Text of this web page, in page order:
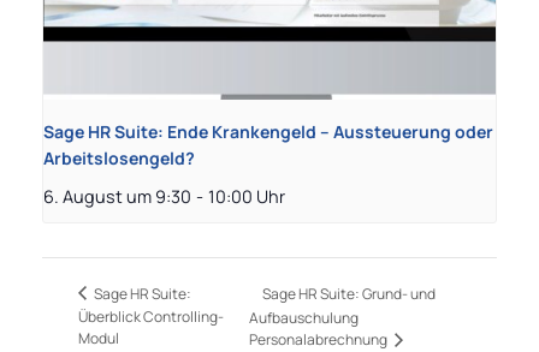
Sage HR Suite: Ende Krankengeld – Aussteuerung oder
Arbeitslosengeld?
6. August um 9:30 - 10:00
Sage HR Suite:
Überblick Controlling-
Modul
Sage HR Suite: Grund- und
Aufbauschulung
Personalabrechnung